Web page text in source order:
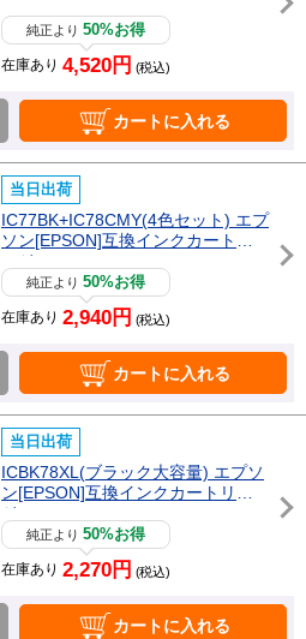
純正より50%お得
在庫あり 4,520円 (税込)
カートに入れる
当日出荷
IC77BK+IC78CMY(4色セット) エプ
ソン[EPSON]互換インクカートリ
ッジ
純正より50%お得
在庫あり 2,940円 (税込)
カートに入れる
当日出荷
ICBK78XL(ブラック大容量) エプソ
ン[EPSON]互換インクカートリッ
ジ
純正より50%お得
在庫あり 2,270円 (税込)
カートに入れる